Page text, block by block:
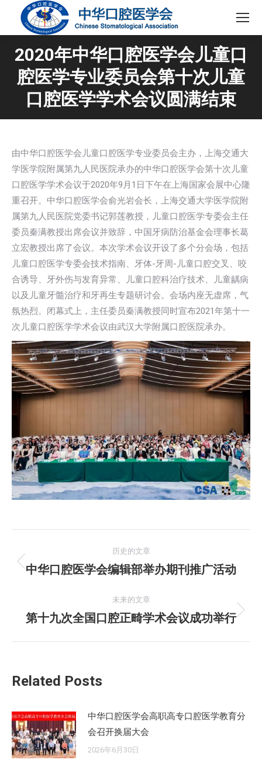
2020年中华口腔医学会儿童口
腔医学专业委员会第十次儿童
口腔医学学术会议圆满结束
由中华口腔医学会儿童口腔医学专业委员会主办，上海交通大
学医学院附属第九人民医院承办的中华口腔医学会第十次儿童
口腔医学学术会议于2020年9月1日下午在上海国家会展中心隆
重召开。中华口腔医学会俞光岩会长，上海交通大学医学院附
属第九人民医院党委书记郭莲教授，儿童口腔医学专委会主任
委员秦满教授出席会议并致辞，中国牙病防治基金会理事长葛
立宏教授出席了会议。本次学术会议开设了多个分会场，包括
儿童口腔医学专委会技术指南、牙体-牙周-儿童口腔交叉、咬
合诱导、牙外伤与发育异常、儿童口腔科治疗技术、儿童龋病
以及儿童牙髓治疗和牙再生专题研讨会。会场内座无虚席，气
氛热烈。闭幕式上，主任委员秦满教授同时宣布2021年第十一
次儿童口腔医学学术会议由武汉大学附属口腔医院承办。
章
航
历史的文章
历
的
文
中华口腔医学会编辑部举办期刊推广活动
未来的文章
未
第十九次全国口腔正畸学术会议成功举行
Related Posts
中华口腔医学会高职高专口腔医学教育分
会召开换届大会
2026年6月30日